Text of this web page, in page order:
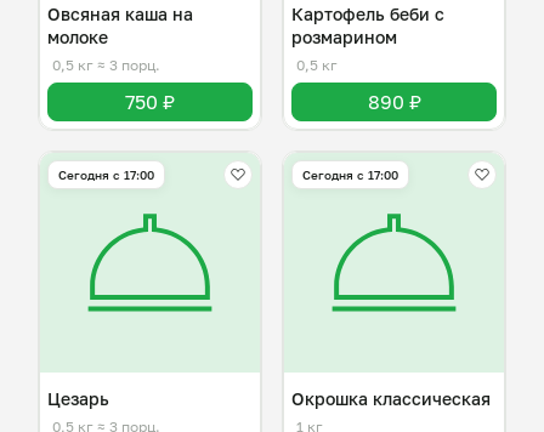
Овсяная каша на
молоке
0,5 кг ≈ 3 порц.
750 ₽
Картофель беби с
розмарином
0,5 кг
890 ₽
Сегодня с 17:00
Цезарь
0,5 кг ≈ 3 порц.
Сегодня с 17:00
Окрошка классическая
1 кг